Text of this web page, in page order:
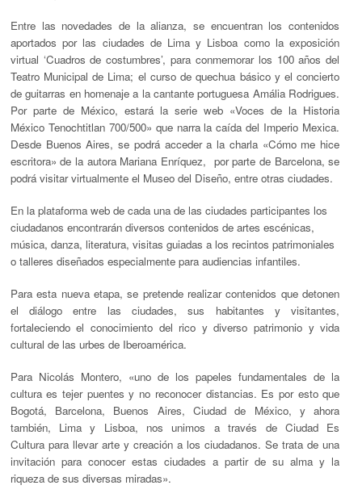
Entre las novedades de la alianza, se encuentran los contenidos
aportados por las ciudades de Lima y Lisboa como la exposición
virtual ‘Cuadros de costumbres’, para conmemorar los 100 años del
Teatro Municipal de Lima; el curso de quechua básico y el concierto
de guitarras en homenaje a la cantante portuguesa Amália Rodrigues.
Por parte de México, estará la serie web «Voces de la Historia
México Tenochtitlan 700/500» que narra la caída del Imperio Mexica.
Desde Buenos Aires, se podrá acceder a la charla «Cómo me hice
escritora» de la autora Mariana Enríquez, por parte de Barcelona, se
podrá visitar virtualmente el Museo del Diseño, entre otras ciudades.
En la plataforma web de cada una de las ciudades participantes los
ciudadanos encontrarán diversos contenidos de artes escénicas,
música, danza, literatura, visitas guiadas a los recintos patrimoniales
o talleres diseñados especialmente para audiencias infantiles.
Para esta nueva etapa, se pretende realizar contenidos que detonen
el diálogo entre las ciudades, sus habitantes y visitantes,
fortaleciendo el conocimiento del rico y diverso patrimonio y vida
cultural de las urbes de Iberoamérica.
Para Nicolás Montero, «uno de los papeles fundamentales de la
cultura es tejer puentes y no reconocer distancias. Es por esto que
Bogotá, Barcelona, Buenos Aires, Ciudad de México, y ahora
también, Lima y Lisboa, nos unimos a través de Ciudad Es
Culturapara llevar arte y creación a los ciudadanos. Se trata de una
invitación para conocer estas ciudades a partir de su alma y la
riqueza de sus diversas miradas».